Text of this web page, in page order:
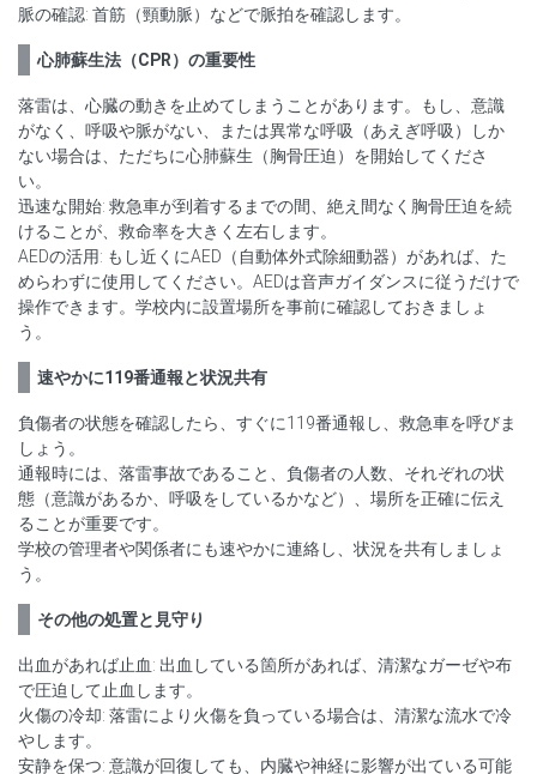
脈の確認: 首筋（頸動脈）などで脈拍を確認します。
心肺蘇生法（CPR）の重要性
落雷は、心臓の動きを止めてしまうことがあります。もし、意識
がなく、呼吸や脈がない、または異常な呼吸（あえぎ呼吸）しか
ない場合は、ただちに心肺蘇生（胸骨圧迫）を開始してくださ
い。
迅速な開始: 救急車が到着するまでの間、絶え間なく胸骨圧迫を続
けることが、救命率を大きく左右します。
AEDの活用: もし近くにAED（自動体外式除細動器）があれば、た
めらわずに使用してください。AEDは音声ガイダンスに従うだけで
操作できます。学校内に設置場所を事前に確認しておきましょ
う。
速やかに119番通報と状況共有
負傷者の状態を確認したら、すぐに119番通報し、救急車を呼びま
しょう。
通報時には、落雷事故であること、負傷者の人数、それぞれの状
態（意識があるか、呼吸をしているかなど）、場所を正確に伝え
ることが重要です。
学校の管理者や関係者にも速やかに連絡し、状況を共有しましょ
う。
その他の処置と見守り
出血があれば止血: 出血している箇所があれば、清潔なガーゼや布
で圧迫して止血します。
火傷の冷却: 落雷により火傷を負っている場合は、清潔な流水で冷
やします。
安静を保つ: 意識が回復しても、内臓や神経に影響が出ている可能